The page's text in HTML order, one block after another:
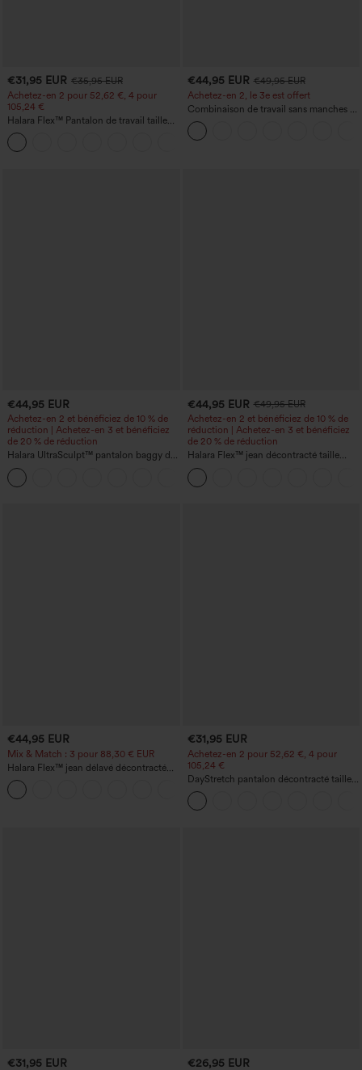
€31,95 EUR €35,95 EUR
Achetez-en 2 pour 52,62 €, 4 pour
105,24 €
Halara Flex™ Pantalon de travail taille
haute sculptant la silhouette, gainant la
taille, avec poches, jambe large en
micro-gaufre
€44,95 EUR €49,95 EUR
Achetez-en 2, le 3e est offert
Combinaison de travail sans manches à
encolure bateau, côtés noués, toucher
frais, rayée, avec poches — Édition Easy
Peezy
€44,95 EUR
Achetez-en 2 et bénéficiez de 10 % de
réduction | Achetez-en 3 et bénéficiez
de 20 % de réduction
Halara UltraSculpt™ pantalon baggy de
yoga taille haute à effet gainant pour le
ventre, à rayures color block, avec
poches
€44,95 EUR €49,95 EUR
Achetez-en 2 et bénéficiez de 10 % de
réduction | Achetez-en 3 et bénéficiez
de 20 % de réduction
Halara Flex™ jean décontracté taille
haute, large, avec poches, ourlet
retroussé et effet délavé
€44,95 EUR
Mix & Match : 3 pour 88,30 € EUR
Halara Flex™ jean délavé décontracté
taille haute à poches, coupe baggy à
jambe large
€31,95 EUR
Achetez-en 2 pour 52,62 €, 4 pour
105,24 €
DayStretch pantalon décontracté taille
haute à jambe en forme de tonneau
avec poches
€31,95 EUR €26,95 EUR